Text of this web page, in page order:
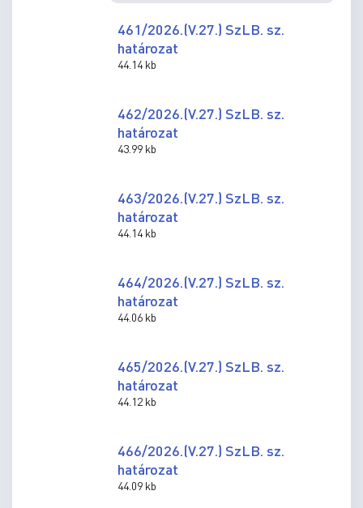
461/2026.(V.27.) SzLB. sz.
határozat
44.14 kb
462/2026.(V.27.) SzLB. sz.
határozat
43.99 kb
463/2026.(V.27.) SzLB. sz.
határozat
44.14 kb
464/2026.(V.27.) SzLB. sz.
határozat
44.06 kb
465/2026.(V.27.) SzLB. sz.
határozat
44.12 kb
466/2026.(V.27.) SzLB. sz.
határozat
44.09 kb